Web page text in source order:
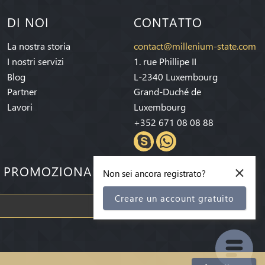
DI NOI
La nostra storia
I nostri servizi
Blog
Partner
Lavori
CONTATTO
contact@millenium-state.com
1. rue Phillipe II
L-2340 Luxembourg
Grand-Duché de
Luxembourg
+352 671 08 08 88
PROMOZIONALI! ×
Non sei ancora registrato?
Creare un account gratuito